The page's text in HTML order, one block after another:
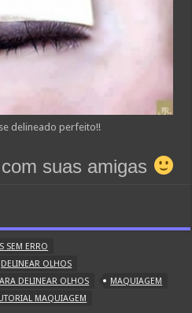
delineado perfeito!!
suas amigas
SEM ERRO
DELINEAR OLHOS
DELINEAR OLHOS
MAQUIAGEM
MAQUIAGEM